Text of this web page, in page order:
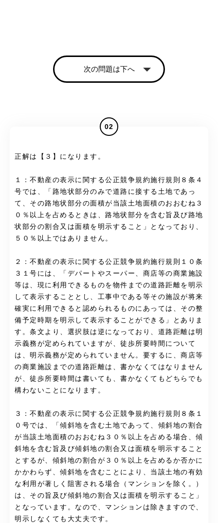
次の問題は下へ
02
正解は【３】になります。
１：不動産の表示に関する公正競争規約施行規則８条４
号では、「路地状部分のみで道路に接する土地であっ
て、その路地状部分の面積が当該土地面積のおおむね３
０％以上を占めるときは、路地状部分を含む旨及び路地
状部分の割合又は面積を明示すること」となっており、
５０％以上ではありません。
２：不動産の表示に関する公正競争規約施行規則１０条
３１号には、「デパートやスーパー、商店等の商業施設
等は、現に利用できるものを物件までの道路距離を明示
して表示することとし、工事中である等その施設が将来
確実に利用できると認められるものにあっては、その整
備予定時期を明示して表示することができる」とありま
す。条文より、選択肢は逆になっており、道路距離は明
示義務が定められていますが、徒歩所要時間について
は、明示義務が定められていません。要するに、商店等
の商業施設までの道路距離は、書かなくてはなりません
が、徒歩所要時間は書いても、書かなくてもどちらでも
構わないことになります。
３：不動産の表示に関する公正競争規約施行規則８条１
０号では、「傾斜地を含む土地であって、傾斜地の割合
が当該土地面積のおおむね３０％以上を占める場合、傾
斜地を含む旨及び傾斜地の割合又は面積を明示すること
とするが、傾斜地の割合が３０％以上を占めるか否かに
かかわらず、傾斜地を含むことにより、当該土地の有効
な利用が著しく阻害される場合（マンションを除く。）
は、その旨及び傾斜地の割合又は面積を明示すること」
となっています。なので、マンションは除きますので、
明示しなくても大丈夫です。